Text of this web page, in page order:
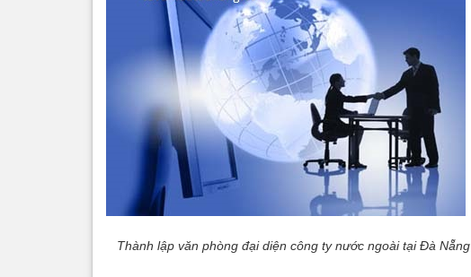
Thành lập văn phòng đại diện công ty nước ngoài tại Đà Nẵng